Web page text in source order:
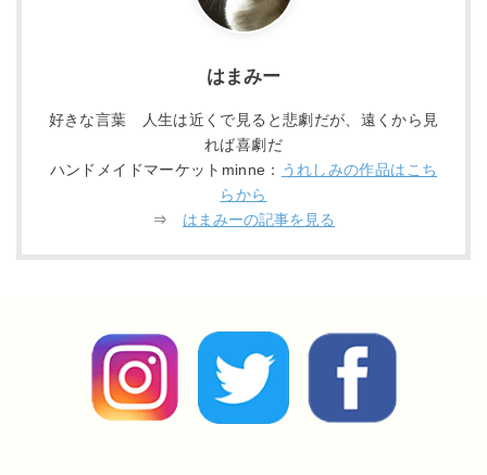
はまみー
好きな言葉 人生は近くで見ると悲劇だが、遠くから見
れば喜劇だ
ハンドメイドマーケットminne： うれしみの作品はこち
らから
⇒ はまみーの記事を見る